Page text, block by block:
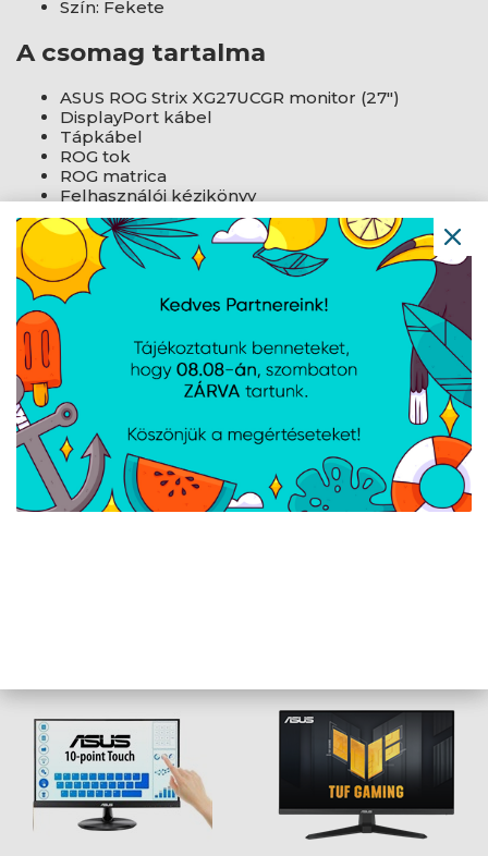
Szín: Fekete
A csomag tartalma
ASUS ROG Strix XG27UCGR monitor (27")
DisplayPort kábel
Tápkábel
ROG tok
ROG matrica
Felhasználói kézikönyv
AJÁNLATUNKBÓL